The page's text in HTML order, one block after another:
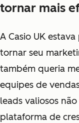
tornar mais
A Casio UK
tornar seu
também queria
equipes de
leads valiosos
plataforma de